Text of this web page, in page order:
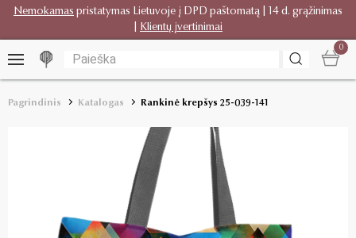
Nemokamas pristatymas Lietuvoje į DPD paštomatą | 14 d. grąžinimas
Klientų įvertinimai
0
Pagrindinis Katalogas Rankinė krepšys 25-039-141